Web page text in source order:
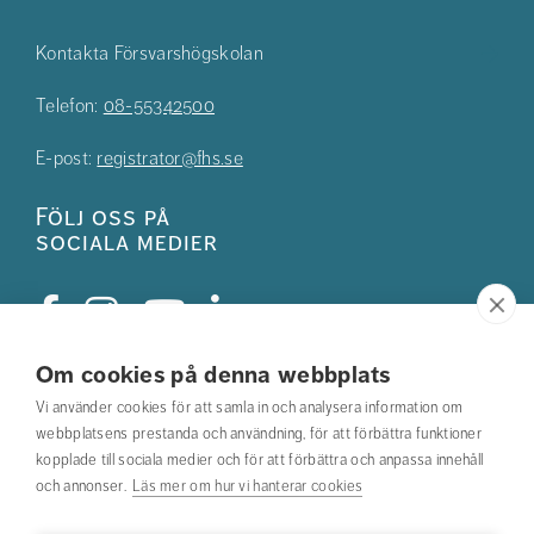
Om cookies på denna webbplats
Vi använder cookies för att samla in och analysera information om
webbplatsens prestanda och användning, för att förbättra funktioner
kopplade till sociala medier och för att förbättra och anpassa innehåll
och annonser. Läs mer om hur vi hanterar cookies
Kontakta Försvarshögskolan
Telefon: 08-55342500
E-post: registrator@fhs.se
Följ oss på
sociala medier
Studentkåren
Hitta din utbildning
Hitta medarbetare